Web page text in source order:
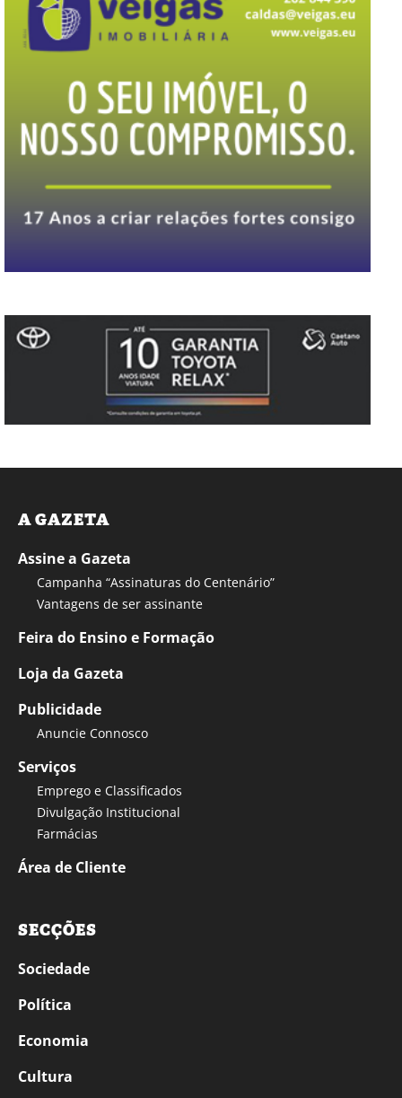
A GAZETA
Assine a Gazeta
Campanha “Assinaturas do Centenário”
Vantagens de ser assinante
Feira do Ensino e Formação
Loja da Gazeta
Publicidade
Anuncie Connosco
Serviços
Emprego e Classificados
Divulgação Institucional
Farmácias
Área de Cliente
SECÇÕES
Sociedade
Política
Economia
Cultura